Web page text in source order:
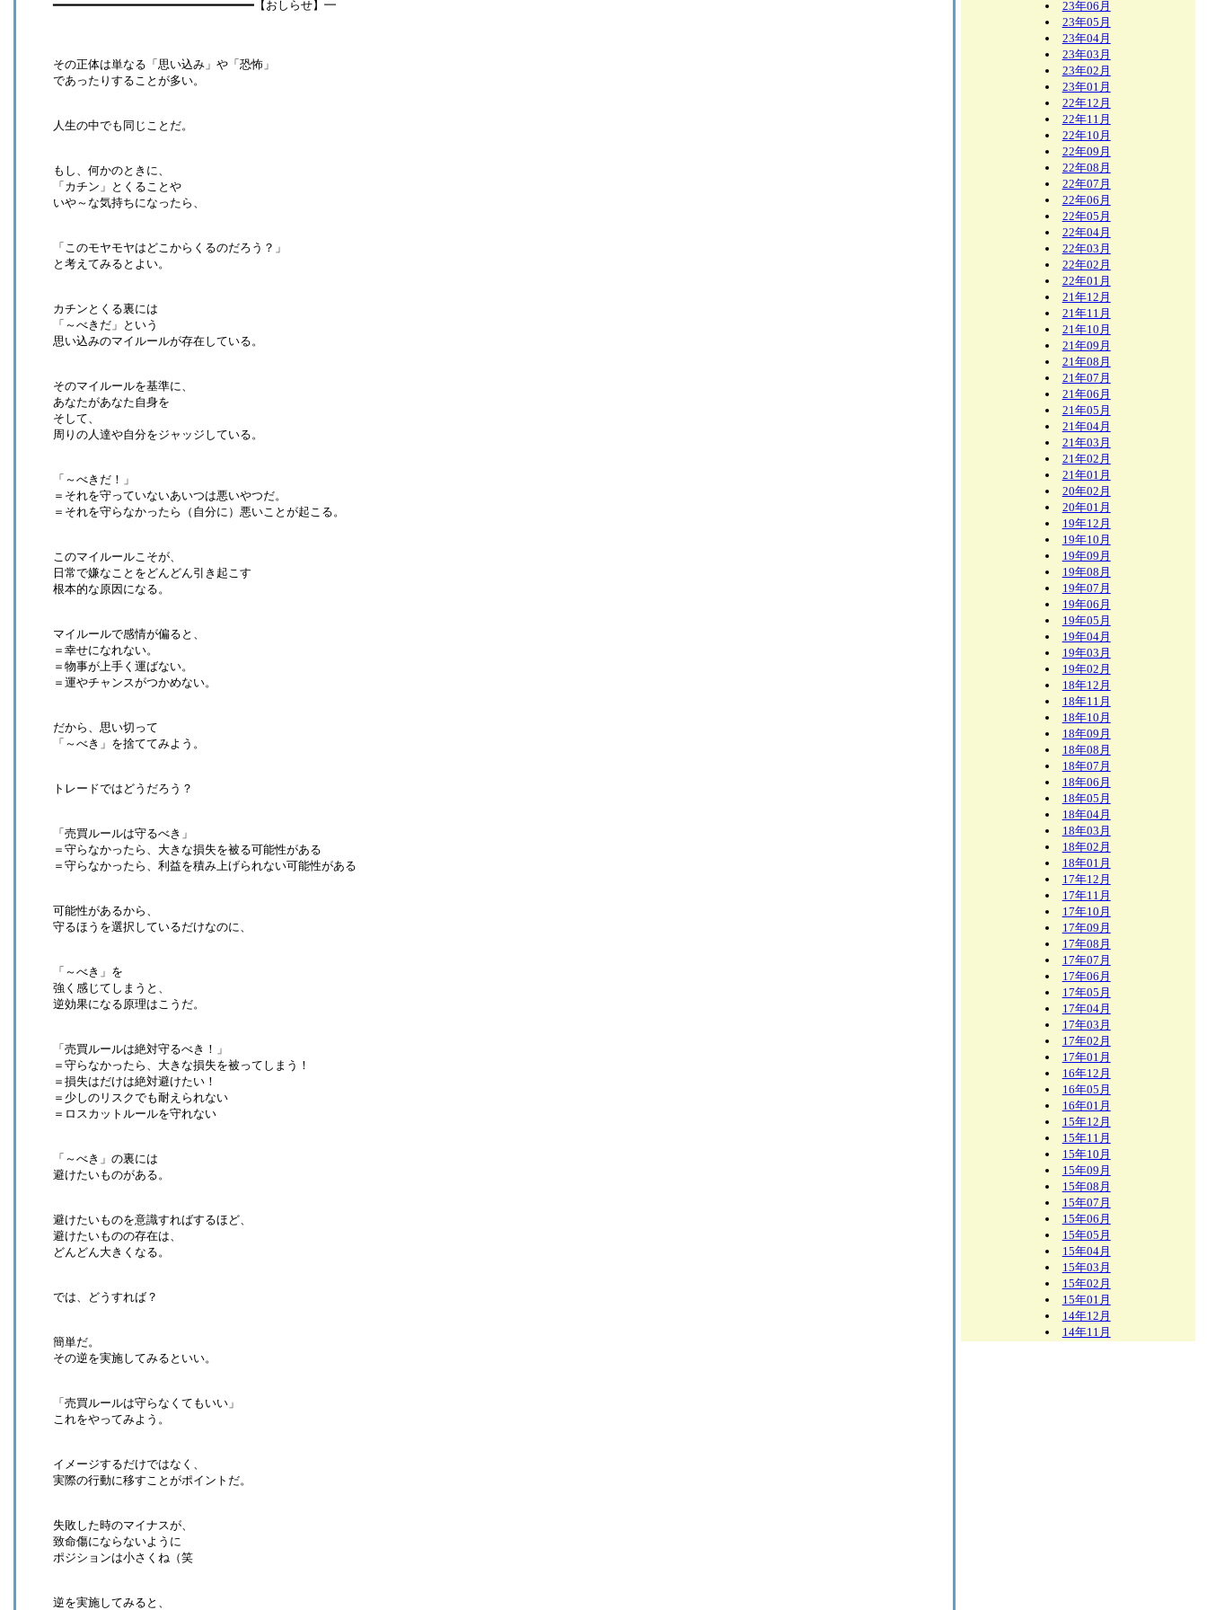
━━━━━━━━━━━━━━━━━━━━━━━━━━━━【おしらせ】━
その正体は単なる「思い込み」や「恐怖」
であったりすることが多い。
人生の中でも同じことだ。
もし、何かのときに、
「カチン」とくることや
いや～な気持ちになったら、
「このモヤモヤはどこからくるのだろう？」
と考えてみるとよい。
カチンとくる裏には
「～べきだ」という
思い込みのマイルールが存在している。
そのマイルールを基準に、
あなたがあなた自身を
そして、
周りの人達や自分をジャッジしている。
「～べきだ！」
＝それを守っていないあいつは悪いやつだ。
＝それを守らなかったら（自分に）悪いことが起こる。
このマイルールこそが、
日常で嫌なことをどんどん引き起こす
根本的な原因になる。
マイルールで感情が偏ると、
＝幸せになれない。
＝物事が上手く運ばない。
＝運やチャンスがつかめない。
だから、思い切って
「～べき」を捨ててみよう。
トレードではどうだろう？
「売買ルールは守るべき」
＝守らなかったら、大きな損失を被る可能性がある
＝守らなかったら、利益を積み上げられない可能性がある
可能性があるから、
守るほうを選択しているだけなのに、
「～べき」を
強く感じてしまうと、
逆効果になる原理はこうだ。
「売買ルールは絶対守るべき！」
＝守らなかったら、大きな損失を被ってしまう！
＝損失はだけは絶対避けたい！
＝少しのリスクでも耐えられない
＝ロスカットルールを守れない
「～べき」の裏には
避けたいものがある。
避けたいものを意識すればするほど、
避けたいものの存在は、
どんどん大きくなる。
では、どうすれば？
簡単だ。
その逆を実施してみるといい。
「売買ルールは守らなくてもいい」
これをやってみよう。
イメージするだけではなく、
実際の行動に移すことがポイントだ。
失敗した時のマイナスが、
致命傷にならないように
ポジションは小さくね（笑
逆を実施してみると、
23年06月
23年05月
23年04月
23年03月
23年02月
23年01月
22年12月
22年11月
22年10月
22年09月
22年08月
22年07月
22年06月
22年05月
22年04月
22年03月
22年02月
22年01月
21年12月
21年11月
21年10月
21年09月
21年08月
21年07月
21年06月
21年05月
21年04月
21年03月
21年02月
21年01月
20年02月
20年01月
19年12月
19年10月
19年09月
19年08月
19年07月
19年06月
19年05月
19年04月
19年03月
19年02月
18年12月
18年11月
18年10月
18年09月
18年08月
18年07月
18年06月
18年05月
18年04月
18年03月
18年02月
18年01月
17年12月
17年11月
17年10月
17年09月
17年08月
17年07月
17年06月
17年05月
17年04月
17年03月
17年02月
17年01月
16年12月
16年05月
16年01月
15年12月
15年11月
15年10月
15年09月
15年08月
15年07月
15年06月
15年05月
15年04月
15年03月
15年02月
15年01月
14年12月
14年11月